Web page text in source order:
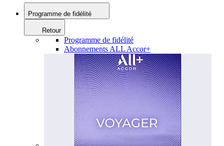
Programme de fidélité
Retour
Programme de fidélité
Abonnements ALL Accor+